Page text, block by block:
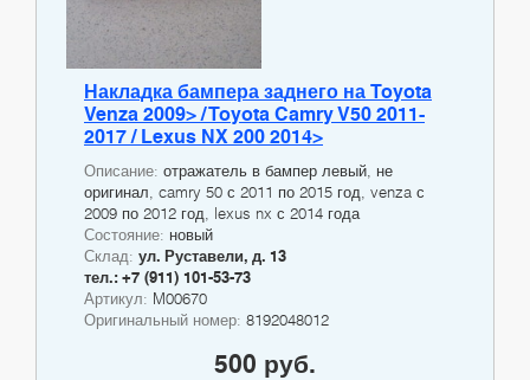
Накладка бампера заднего на Toyota
Venza 2009> / Toyota Camry V50 2011-
2017 / Lexus NX 200 2014>
Описание: отражатель в бампер левый, не
оригинал, camry 50 с 2011 по 2015 год, venza с
2009 по 2012 год, lexus nx с 2014 года
Состояние: новый
Склад: ул. Руставели, д. 13
тел.: +7 (911) 101-53-73
Артикул: M00670
Оригинальный номер: 8192048012
500 руб.